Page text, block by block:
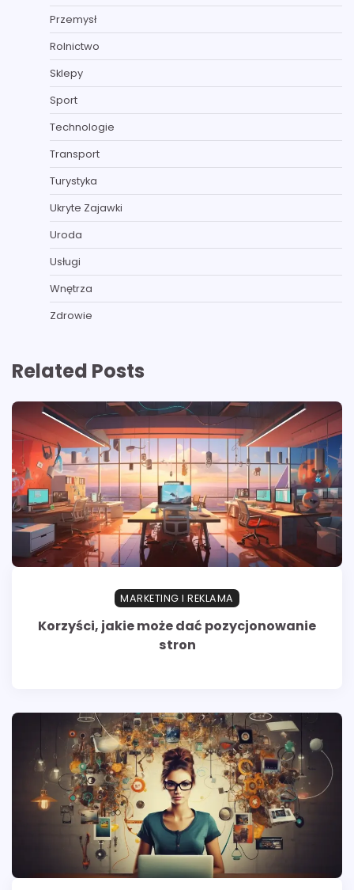
Przemysł
Rolnictwo
Sklepy
Sport
Technologie
Transport
Turystyka
Ukryte Zajawki
Uroda
Usługi
Wnętrza
Zdrowie
Related Posts
MARKETING I REKLAMA
Korzyści, jakie może dać pozycjonowanie
stron